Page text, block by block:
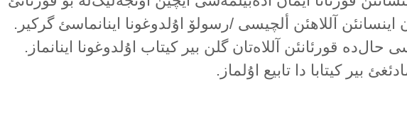
اینسانئن آللاهئن ألچیسی /رسولۆ اۇلدوغونا اینانماسئ گرکیر.
حال‌دە قورئانئن آللاەتان گلن بیر کیتاب اۇلدوغونا اینانماز.
بیر کیتابا دا تابیع اۇلماز.